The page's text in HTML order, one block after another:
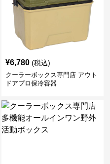
¥6,780 (税込)
クーラーボックス専門店 アウト
ドアプロ保冷容器